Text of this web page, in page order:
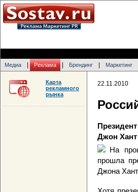
Медиа Реклама Брендинг Маркетинг
22.11.2010
Джон Хант
На
прошла
Джона
Карта
рекламного
рынка